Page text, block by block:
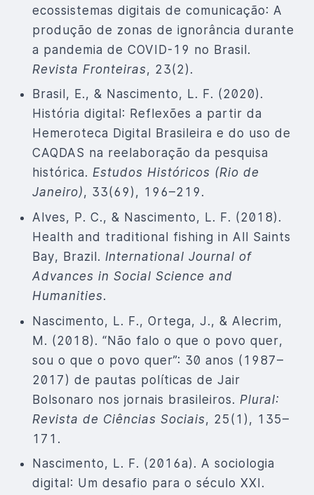
ecossistemas digitais de comunicação: A
produção de zonas de ignorância durante
a pandemia de COVID-19 no Brasil.
Revista Fronteiras, 23(2).
Brasil, E., & Nascimento, L. F. (2020).
História digital: Reflexões a partir da
Hemeroteca Digital Brasileira e do uso de
CAQDAS na reelaboração da pesquisa
histórica. Estudos Históricos (Rio de
Janeiro), 33(69), 196–219.
Alves, P. C., & Nascimento, L. F. (2018).
Health and traditional fishing in All Saints
Bay, Brazil. International Journal of
Advances in Social Science and
Humanities.
Nascimento, L. F., Ortega, J., & Alecrim,
M. (2018). “Não falo o que o povo quer,
sou o que o povo quer”: 30 anos (1987–
2017) de pautas políticas de Jair
Bolsonaro nos jornais brasileiros. Plural:
Revista de Ciências Sociais, 25(1), 135–
171.
Nascimento, L. F. (2016a). A sociologia
digital: Um desafio para o século XXI.